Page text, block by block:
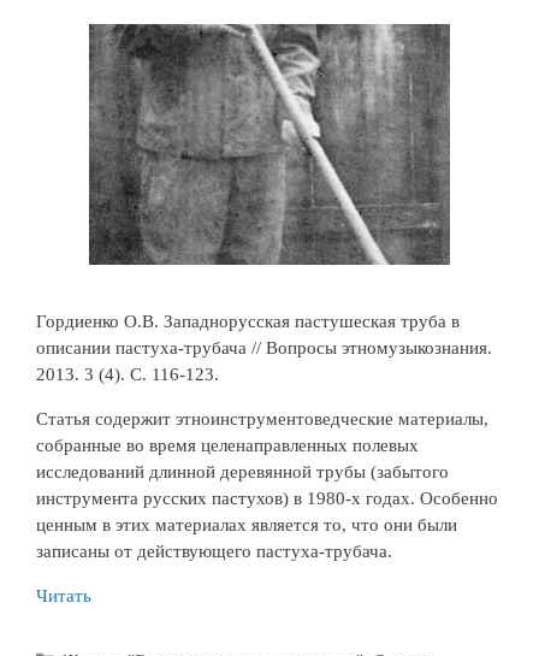
Гордиенко О.В. Западнорусская пастушеская труба в
описании пастуха-трубача // Вопросы этномузыкознания.
2013. 3 (4). С. 116-123.
Статья содержит этноинструментоведческие материалы,
собранные во время целенаправленных полевых
исследований длинной деревянной трубы (забытого
инструмента русских пастухов) в 1980-х годах. Особенно
ценным в этих материалах является то, что они были
записаны от действующего пастуха-трубача.
Читать